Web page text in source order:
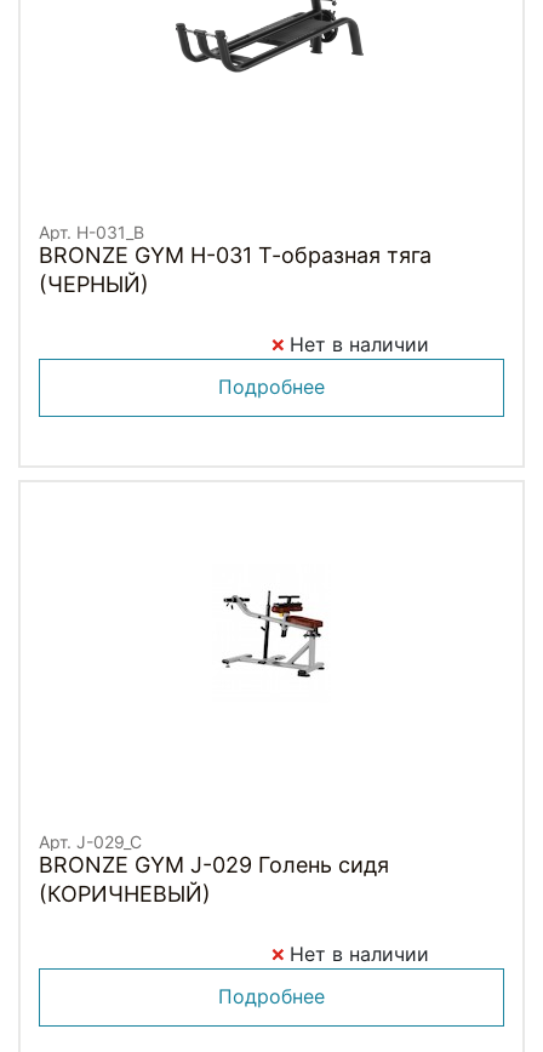
Арт. H-031_B
BRONZE GYM H-031 Т-образная тяга
(ЧЕРНЫЙ)
Нет в наличии
Подробнее
Арт. J-029_C
BRONZE GYM J-029 Голень сидя
(КОРИЧНЕВЫЙ)
Нет в наличии
Подробнее